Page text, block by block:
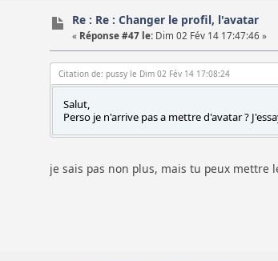
Re : Re : Changer le profil, l'avatar
« Réponse #47 le: Dim 02 Fév 14 17:47:46 »
Citation de: pussy le Dim 02 Fév 14 17:08:24
Salut,
Perso je n'arrive pas a mettre d'avatar ?
je sais pas non plus, mais tu peux mettre